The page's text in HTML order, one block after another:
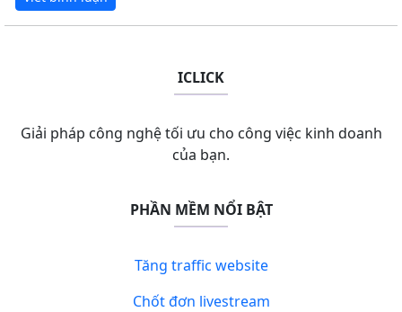
ICLICK
Giải pháp công nghệ tối ưu cho công việc kinh doanh
của bạn.
PHẦN MỀM NỔI BẬT
Tăng traffic website
Chốt đơn livestream